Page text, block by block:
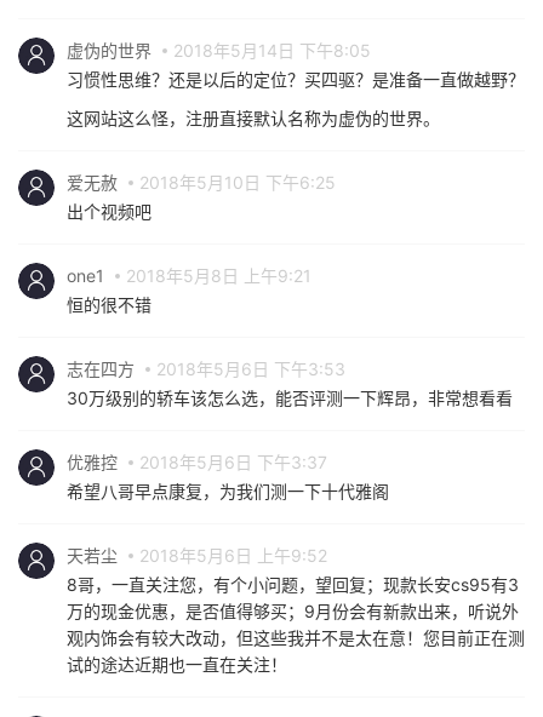
虚伪的世界
2018年5月14日 下午8:05
习惯性思维？还是以后的定位？买四驱？是准备一直做越野？
这网站这么怪，注册直接默认名称为虚伪的世界。
爱无赦
2018年5月10日 下午6:25
出个视频吧
one1
2018年5月8日 上午9:21
恒的很不错
志在四方
2018年5月6日 下午3:53
30万级别的轿车该怎么选，能否评测一下辉昂，非常想看看
优雅控
2018年5月6日 下午3:37
希望八哥早点康复，为我们测一下十代雅阁
天若尘
2018年5月6日 上午9:52
8哥，一直关注您，有个小问题，望回复；现款长安cs95有3
万的现金优惠，是否值得够买；9月份会有新款出来，听说外
观内饰会有较大改动，但这些我并不是太在意！您目前正在测
试的途达近期也一直在关注！